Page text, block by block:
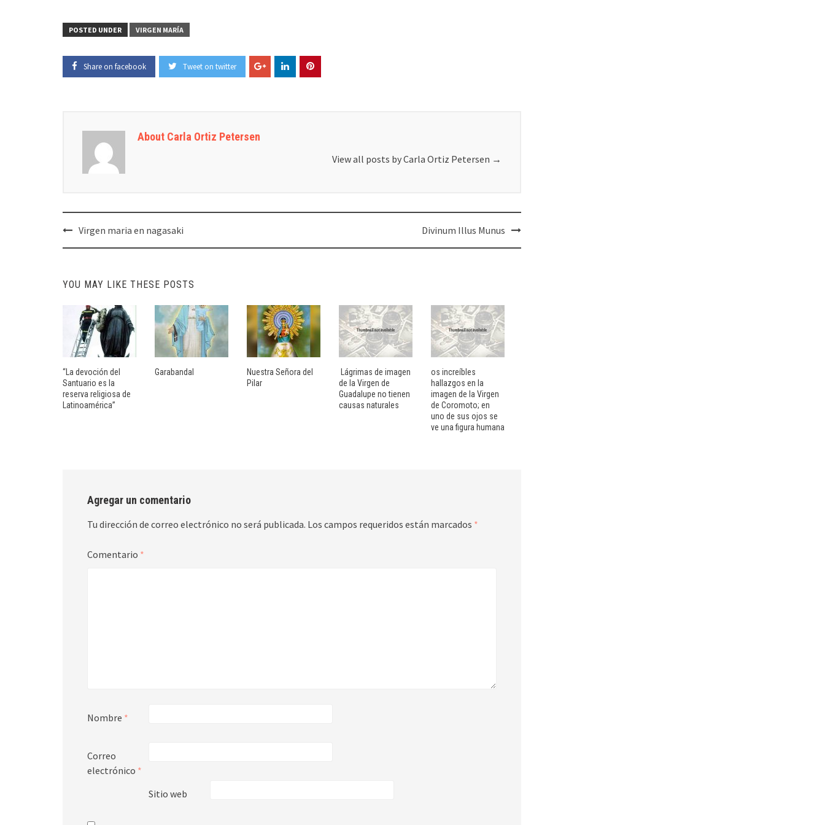
POSTED UNDER VIRGEN MARÍA
Share on facebook Tweet on twitter
About Carla Ortiz Petersen
View all posts by Carla Ortiz Petersen →
Post
navigation
Virgen maria en nagasaki Divinum Illus Munus
YOU MAY LIKE THESE POSTS
“La devoción del
Santuario es la
reserva religiosa de
Latinoamérica”
Garabandal
Nuestra Señora del
Pilar
Lágrimas de imagen
de la Virgen de
Guadalupe no tienen
causas naturales
os increíbles
hallazgos en la
imagen de la Virgen
de Coromoto; en
uno de sus ojos se
ve una figura humana
Agregar un comentario
Tu dirección de correo electrónico no será publicada. Los campos requeridos están marcados *
Comentario *
Nombre *
Correo
electrónico *
Sitio web